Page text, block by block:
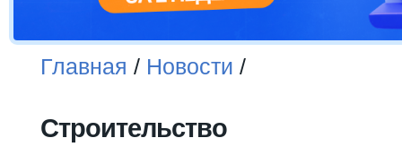
Главная / Новости /
Строительство